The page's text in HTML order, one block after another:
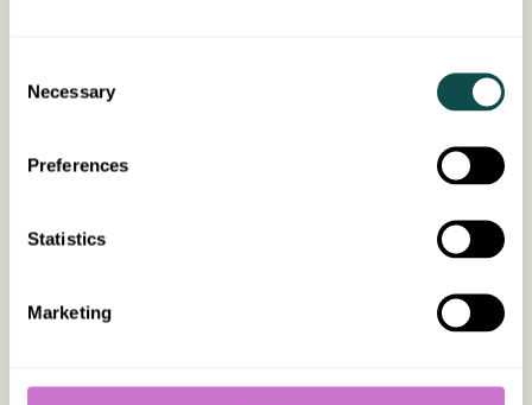
Selection
Necessary
Preferences
Statistics
Marketing
Veturitalli 173, 45100 Kouvola
kiinteistötekniikka yritysasiakkaille.
Kiinteistöhuolto Hämeenlinna